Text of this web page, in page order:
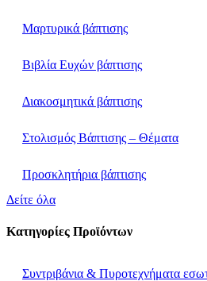
Μαρτυρικά βάπτισης
Βιβλία Ευχών βάπτισης
Διακοσμητικά βάπτισης
Στολισμός Βάπτισης – Θέματα
Προσκλητήρια βάπτισης
Δείτε όλα
Κατηγορίες Προϊόντων
Συντριβάνια & Πυροτεχνήματα